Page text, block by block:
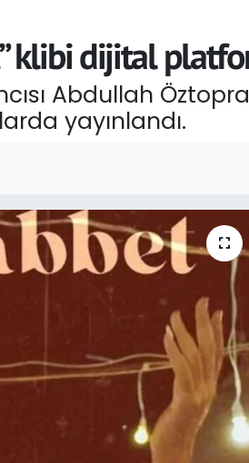
klibi dijital
Abdullah
yayınlandı.